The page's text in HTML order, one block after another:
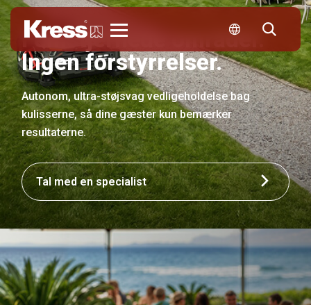
Femstjernede områder.
Ingen forstyrrelser.
Autonom, ultra-støjsvag vedligeholdelse bag
kulisserne, så dine gæster kun bemærker
resultaterne.
Tal med en specialist